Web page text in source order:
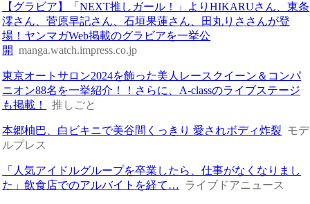
【グラビア】「NEXT推しガール！」よりHIKARUさん、東条
澪さん、菅原早記さん、石垣果蓮さん、田丸りささんが登
場！ヤンマガWeb掲載のグラビアを一挙公
開 manga.watch.impress.co.jp
東京オートサロン2024を飾った美人レースクイーン＆コンパ
ニオン88名を一挙紹介！！さらに、A-classのライブステージ
も掲載！
推しごと
本郷柚巴、白ビキニで美谷間くっきり 愛されボディ炸裂 モデ
ルプレス
「人気アイドルグループを卒業したら、仕事がなくなりまし
た」飲食店でのアルバイトを経て… ライブドアニュース